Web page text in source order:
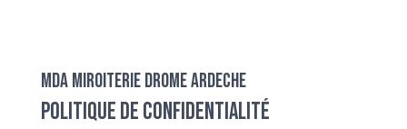
MDA MIROITERIE DROME ARDECHE
Politique de confidentialité